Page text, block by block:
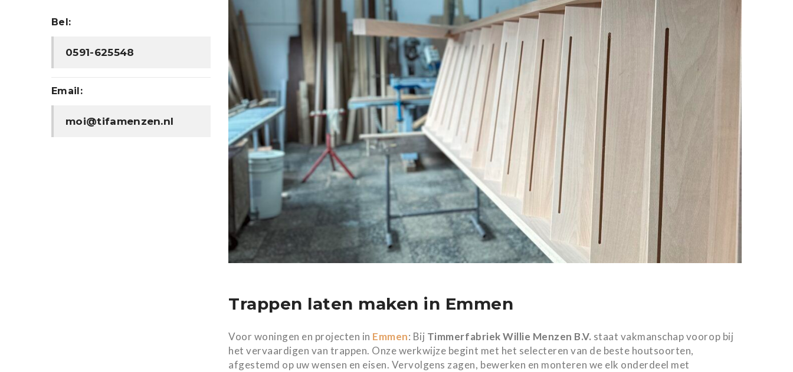
Bel:
0591-625548
Email:
moi@tifamenzen.nl
Trappen laten maken in Emmen
Voor woningen en projecten in Emmen: Bij Timmerfabriek Willie Menzen B.V. staat vakmanschap voorop bij
het vervaardigen van trappen. Onze werkwijze begint met het selecteren van de beste houtsoorten,
afgestemd op uw wensen en eisen. Vervolgens zagen, bewerken en monteren we elk onderdeel met